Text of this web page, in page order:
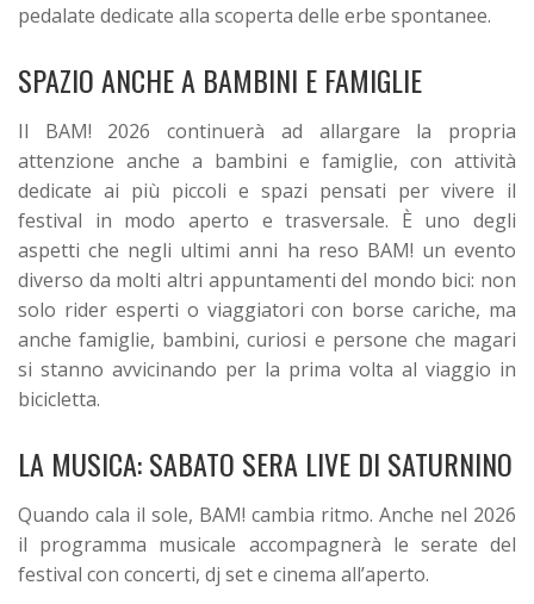
pedalate dedicate alla scoperta delle erbe spontanee.
SPAZIO ANCHE A BAMBINI E FAMIGLIE
Il BAM! 2026 continuerà ad allargare la propria
attenzione anche a bambini e famiglie, con attività
dedicate ai più piccoli e spazi pensati per vivere il
festival in modo aperto e trasversale. È uno degli
aspetti che negli ultimi anni ha reso BAM! un evento
diverso da molti altri appuntamenti del mondo bici: non
solo rider esperti o viaggiatori con borse cariche, ma
anche famiglie, bambini, curiosi e persone che magari
si stanno avvicinando per la prima volta al viaggio in
bicicletta.
LA MUSICA: SABATO SERA LIVE DI SATURNINO
Quando cala il sole, BAM! cambia ritmo. Anche nel 2026
il programma musicale accompagnerà le serate del
festival con concerti, dj set e cinema all’aperto.